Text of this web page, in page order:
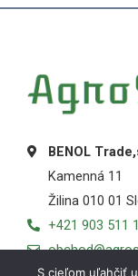
BENOL
Kamenná 11
Žilina 010 01
+421 903 511
S cieľom uľahčiť